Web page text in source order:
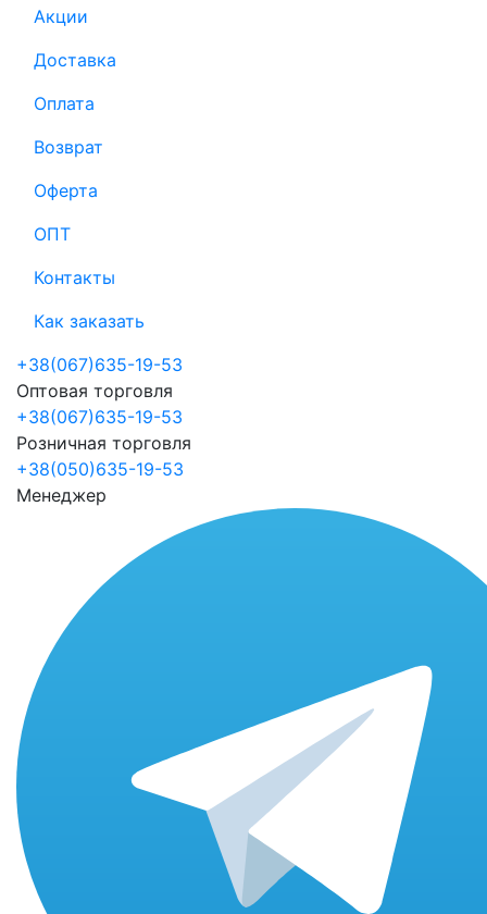
Акции
Доставка
Оплата
Возврат
Оферта
ОПТ
Контакты
Как заказать
+38(067)635-19-53
Оптовая торговля
+38(067)635-19-53
Розничная торговля
+38(050)635-19-53
Менеджер